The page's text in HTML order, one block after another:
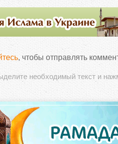
, чтобы отправлять
необходимый текст и